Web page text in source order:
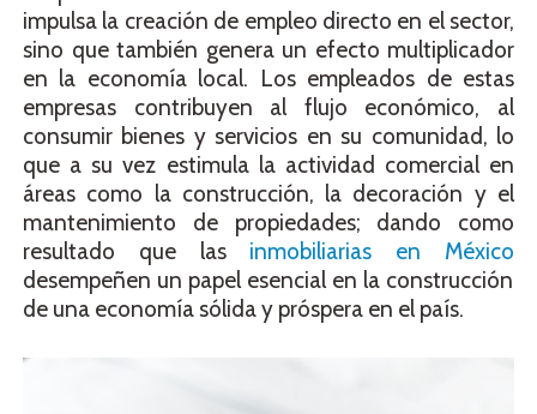
impulsa la creación de empleo directo en el sector,
sino que también genera un efecto multiplicador
en la economía local. Los empleados de estas
empresas contribuyen al flujo económico, al
consumir bienes y servicios en su comunidad, lo
que a su vez estimula la actividad comercial en
áreas como la construcción, la decoración y el
mantenimiento de propiedades; dando como
resultado que las inmobiliarias en México
desempeñen un papel esencial en la construcción
de una economía sólida y próspera en el país.